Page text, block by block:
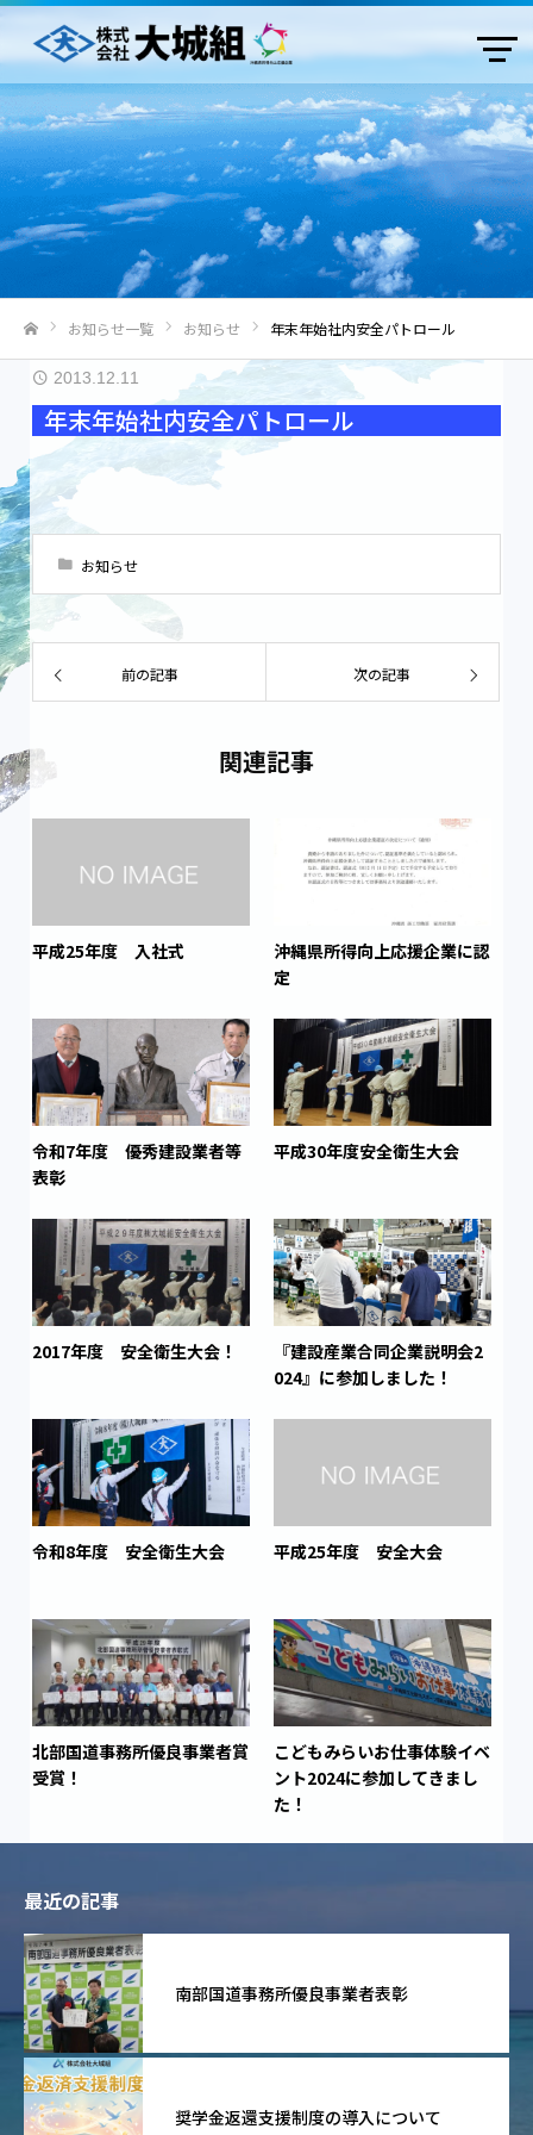
お知らせ一覧 お知らせ 年末年始社内安全パトロール
2013.12.11
年末年始社内安全パトロール
お知らせ
前の記事 次の記事
関連記事
平成25年度 入社式
沖縄県所得向上応援企業に認
定
令和7年度 優秀建設業者等
表彰
平成30年度安全衛生大会
2017年度 安全衛生大会！
『建設産業合同企業説明会2
024』に参加しました！
令和8年度 安全衛生大会 平成25年度 安全大会
北部国道事務所優良事業者賞
受賞！
こどもみらいお仕事体験イベ
ント2024に参加してきまし
た！
最近の記事
南部国道事務所優良事業者表彰
奨学金返還支援制度の導入について